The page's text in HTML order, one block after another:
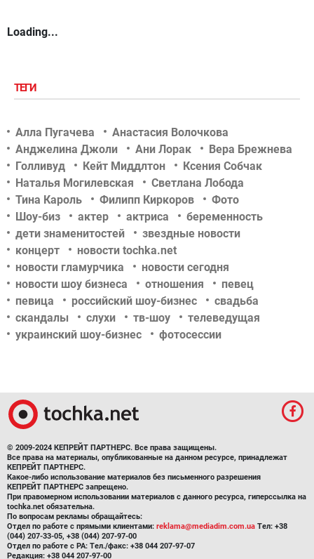
Loading...
ТЕГИ
Алла Пугачева
Анастасия Волочкова
Анджелина Джоли
Ани Лорак
Вера Брежнева
Голливуд
Кейт Миддлтон
Ксения Собчак
Наталья Могилевская
Светлана Лобода
Тина Кароль
Филипп Киркоров
Фото
Шоу-биз
актер актриса
беременность
дети знаменитостей
звездные новости
концерт
новости tochka.net
новости гламурчика
новости сегодня
новости шоу бизнеса
отношения
певец
певица
российский шоу-бизнес
свадьба
скандалы
слухи тв-шоу
телеведущая
украинский шоу-бизнес
фотосессии
© 2009-2024 КЕПРЕЙТ ПАРТНЕРС. Все права защищены.
Все права на материалы, опубликованные на данном ресурсе, принадлежат
КЕПРЕЙТ ПАРТНЕРС.
Какое-либо использование материалов без письменного разрешения
КЕПРЕЙТ ПАРТНЕРС запрещено.
При правомерном использовании материалов с данного ресурса, гиперссылка на
tochka.net обязательна.
По вопросам рекламы обращайтесь:
Отдел по работе с прямыми клиентами: reklama@mediadim.com.ua Тел: +38
(044) 207-33-05, +38 (044) 207-97-00
Отдел по работе с РА: Тел./факс: +38 044 207-97-07
Редакция: +38 044 207-97-00